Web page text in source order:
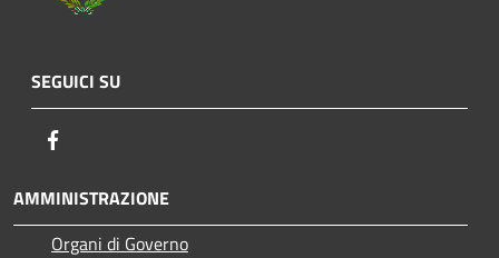
SEGUICI SU
AMMINISTRAZIONE
Organi di Governo